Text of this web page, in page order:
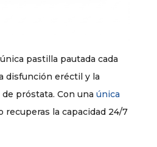
pastilla pautada cada
disfunción eréctil y la
próstata. Con una única
recuperas la capacidad 24/7